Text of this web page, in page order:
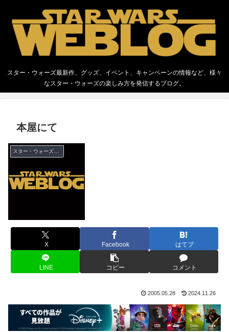
スター・ウォーズ最新作、グッズ、イベント、キャンペーンの情報など、様々
なスター・ウォーズの楽しみ方を発信するブログ。
本屋にて
X Facebook はてブ
LINE コピー コメント
2005.05.28 2024.11.26